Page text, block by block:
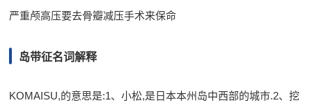
严重颅高压要去骨瓣减压手术来保命
岛带征名词解释
KOMAISU,的意思是:1、小松,是日本本州岛中西部的城市.2、挖